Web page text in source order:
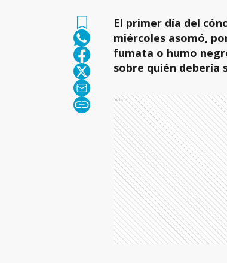
El primer día del
miércoles asomó,
fumata o humo
sobre quién debería
Ads